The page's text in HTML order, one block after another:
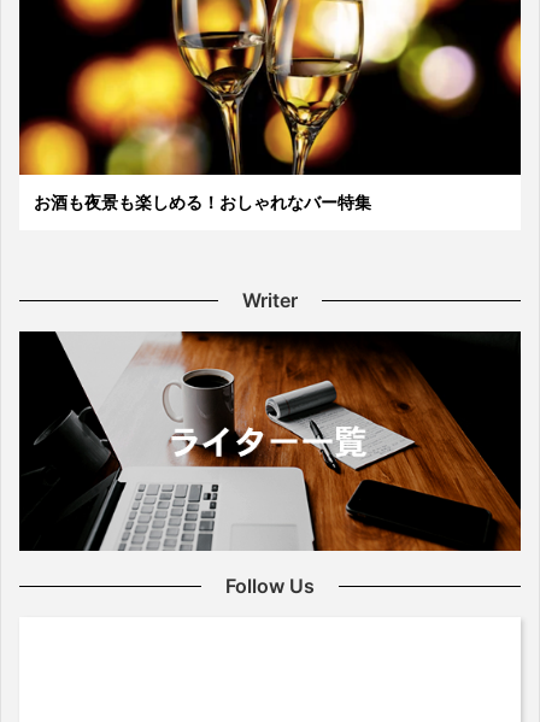
お酒も夜景も楽しめる！おしゃれなバー特集
Writer
Follow Us